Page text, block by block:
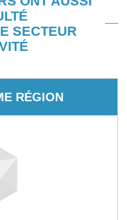
SECTEUR
RÉGION